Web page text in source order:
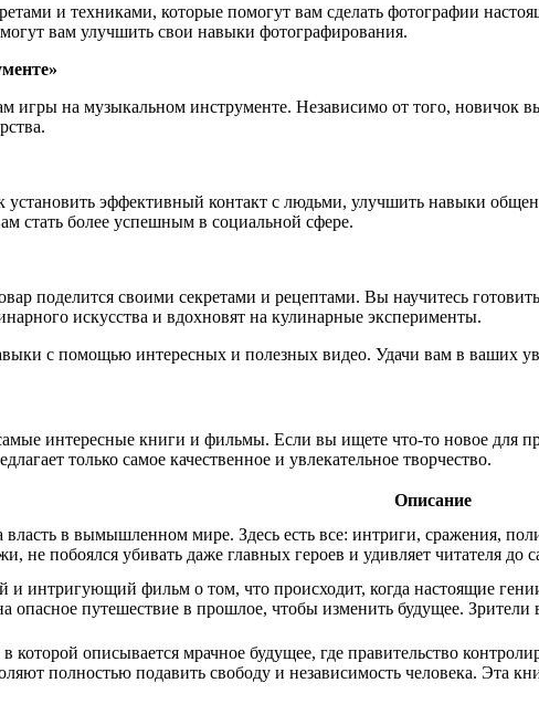
и техниками, которые помогут вам сделать фотографии
вам улучшить свои навыки фотографирования.
игры на музыкальном инструменте. Независимо от того,
установить эффективный контакт с людьми, улучшить навыки
стать более успешным в социальной сфере.
поделится своими секретами и рецептами. Вы научитесь
искусства и вдохновят на кулинарные эксперименты.
с помощью интересных и полезных видео. Удачи вам в ваших
интересные книги и фильмы. Если вы ищете что-то новое для
только самое качественное и увлекательное творчество.
Описание
власть в вымышленном мире. Здесь есть все: интриги, сражения,
не побоялся убивать даже главных героев и удивляет читателя до
и интригующий фильм о том, что происходит, когда настоящие
опасное путешествие в прошлое, чтобы изменить будущее. Зрители
которой описывается мрачное будущее, где правительство
полностью подавить свободу и независимость человека. Эта